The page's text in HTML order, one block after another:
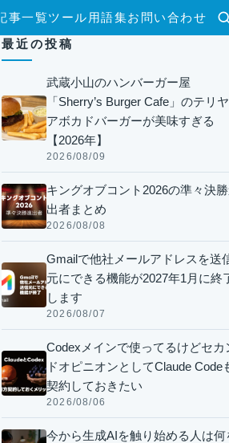
事一覧ツール 用語集お問い合わせ
最近の投稿
武蔵小山のハンバーガー屋
「Sherry’s Burger Cafe」のテリ
アボカドバーガーが美味すぎる
【2026年】
2026/08/09
キングオブコント2026の準々決
出者まとめ
2026/08/08
Gmailで他社メールアドレスを送
元にできる機能が2027年1月に終
します
2026/08/07
Codexメインで使ってるけどセカ
ドオピニオンとしてClaude Code
契約しておきたい
2026/08/06
今から生成AIを触り始める人は何